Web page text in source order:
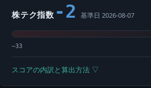
株テク指数 -2 基準日 2026-08-07
−33
スコアの内訳と算出方法 ▽